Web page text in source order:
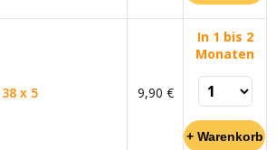
x 5 9,90 €
In 1 bis 2
Monaten